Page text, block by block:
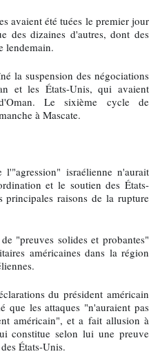
avaient été tuées le premier jour
des dizaines d'autres, dont des
lendemain.
la suspension des négociations
et les États-Unis, qui avaient
Le sixième cycle de
à Mascate.
israélienne n'aurait
et le soutien des États-
raisons de la rupture
"preuves solides et probantes"
américaines dans la région
du président américain
les attaques "n'auraient pas
américain", et a fait allusion à
constitue selon lui une preuve
États-Unis.